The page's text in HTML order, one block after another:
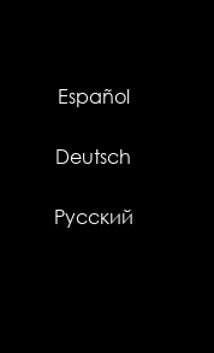
Español
Deutsch
Русский